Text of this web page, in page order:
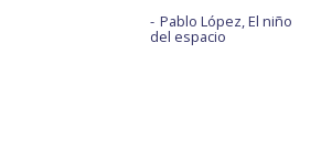
Pablo López, El niño
del espacio